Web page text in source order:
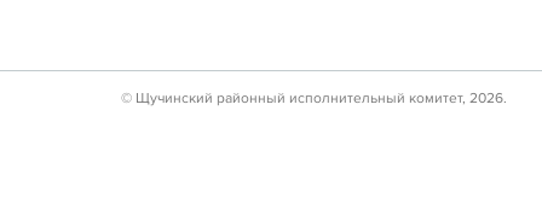
© Щучинский районный исполнительный комитет, 2026.